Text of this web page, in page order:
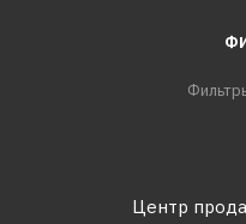
Центр